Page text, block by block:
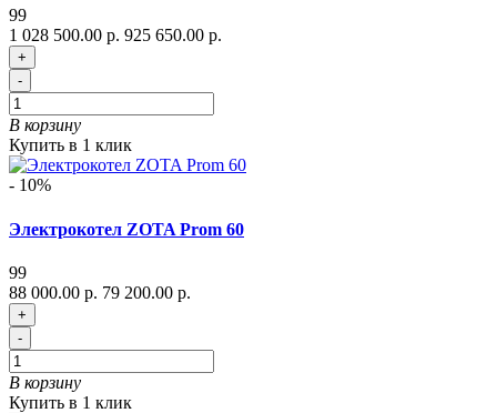
99
1 028 500.00 р. 925 650.00 р.
+
-
В корзину
Купить в 1 клик
- 10%
Электрокотел ZOTA Prom 60
99
88 000.00 р. 79 200.00 р.
+
-
В корзину
Купить в 1 клик